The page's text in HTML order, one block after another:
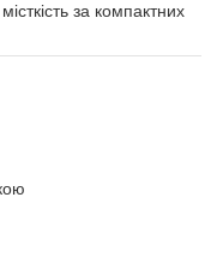
за компактних